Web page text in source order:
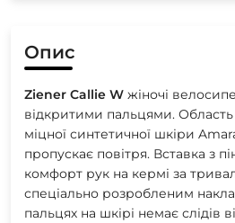
Опис
Ziener Callie W жіночі
відкритими пальцями. Область
міцної синтетичної шкіри
пропускає повітря. Вставка з
комфорт рук на кермі за
спеціально розробленим
пальцях на шкірі немає слідів